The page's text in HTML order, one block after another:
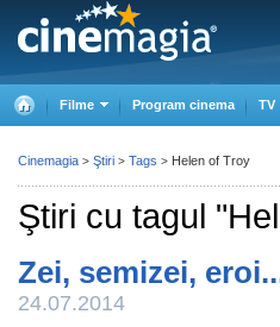
Filme Program cinema TV
Ştiri cu tagul
Zei, semizei,
24.07.2014
Cinemagia > Ştiri > Tags > Helen of Troy